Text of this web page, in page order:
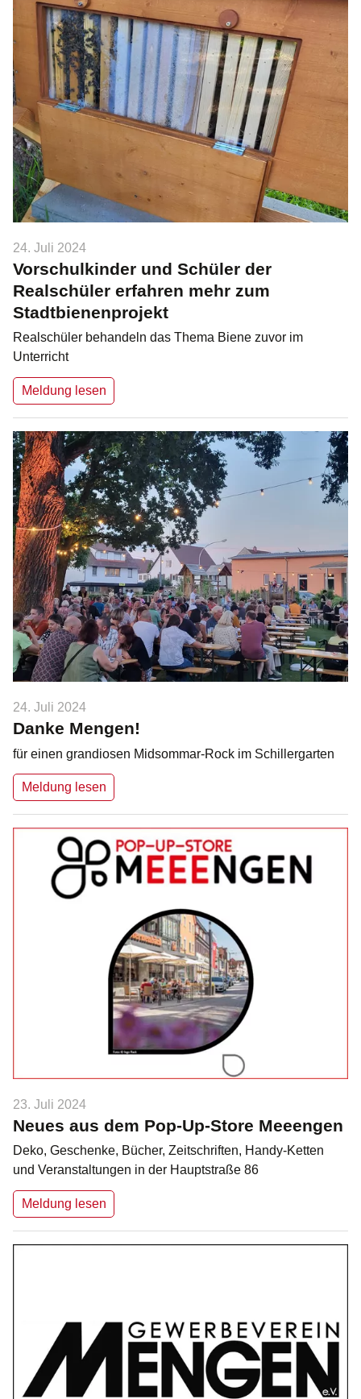
24. Juli 2024
Vorschulkinder und Schüler der
Realschüler erfahren mehr zum
Stadtbienenprojekt
Realschüler behandeln das Thema Biene zuvor im
Unterricht
Meldung lesen
24. Juli 2024
Danke Mengen!
für einen grandiosen Midsommar-Rock im Schillergarten
Meldung lesen
23. Juli 2024
Neues aus dem Pop-Up-Store Meeengen
Deko, Geschenke, Bücher, Zeitschriften, Handy-Ketten
und Veranstaltungen in der Hauptstraße 86
Meldung lesen